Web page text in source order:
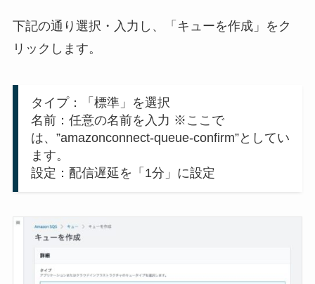
下記の通り選択・入力し、「キューを作成」をク
リックします。
タイプ：「標準」を選択
名前：任意の名前を入力 ※ここで
は、”amazonconnect-queue-confirm”としてい
ます。
設定： 配信遅延を「1分」に設定